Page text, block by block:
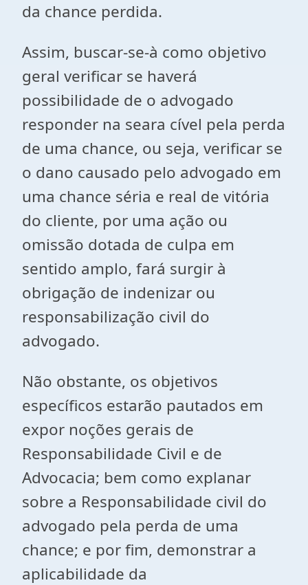
da chance perdida.
Assim, buscar-se-à como objetivo
geral verificar se haverá
possibilidade de o advogado
responder na seara cível pela perda
de uma chance, ou seja, verificar se
o dano causado pelo advogado em
uma chance séria e real de vitória
do cliente, por uma ação ou
omissão dotada de culpa em
sentido amplo, fará surgir à
obrigação de indenizar ou
responsabilização civil do
advogado.
Não obstante, os objetivos
específicos estarão pautados em
expor noções gerais de
Responsabilidade Civil e de
Advocacia; bem como explanar
sobre a Responsabilidade civil do
advogado pela perda de uma
chance; e por fim, demonstrar a
aplicabilidade da